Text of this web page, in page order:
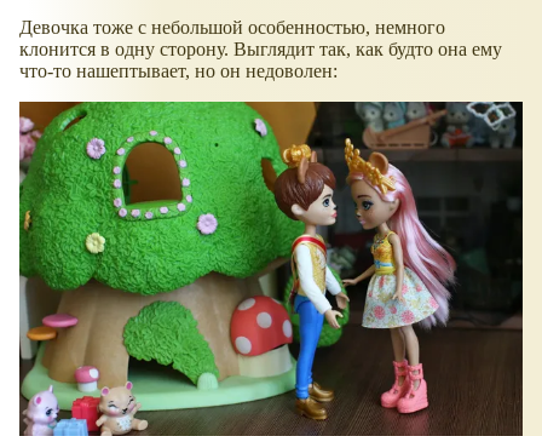
Девочка тоже с небольшой особенностью, немного
клонится в одну сторону. Выглядит так, как будто она ему
что-то нашептывает, но он недоволен: